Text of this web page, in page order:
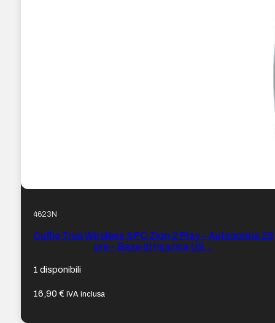
4623N
Cuffie True Wireless SPC Zion 2 Play – Autonomia 28
ore – Base di ricarica US…
1 disponibili
16,90€ IVA inclusa